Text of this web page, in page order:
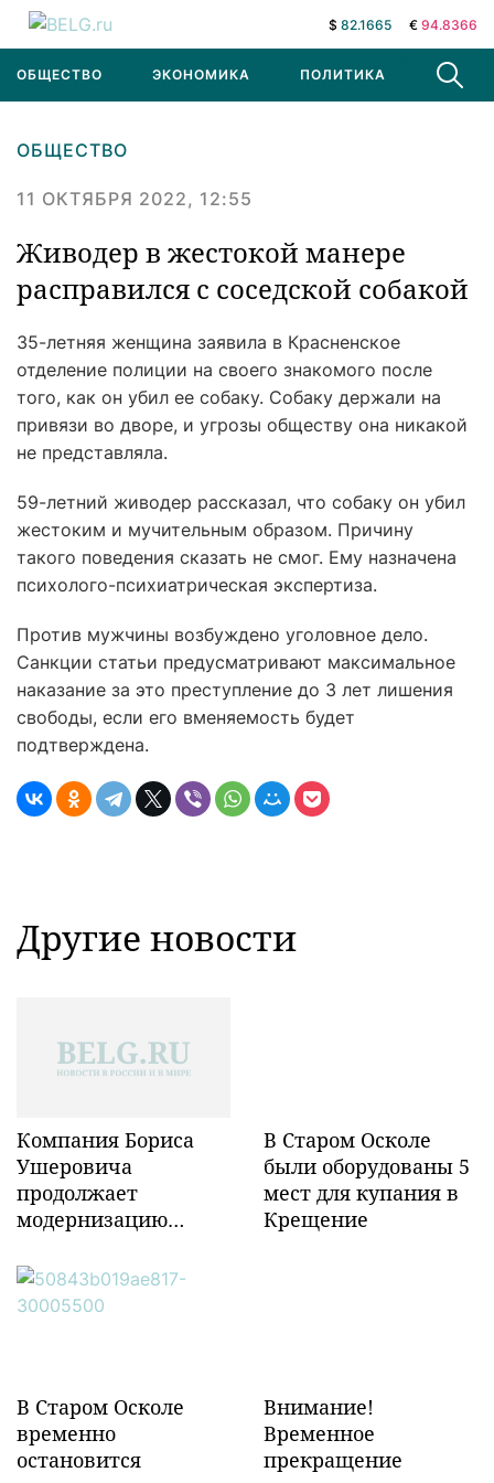
$ 82.1665 € 94.8366
ОБЩЕСТВО ЭКОНОМИКА ПОЛИТИКА В МИРЕ
ОБЩЕСТВО
11 ОКТЯБРЯ 2022, 12:55
Живодер в жестокой манере
расправился с соседской собакой
35-летняя женщина заявила в Красненское
отделение полиции на своего знакомого после
того, как он убил ее собаку. Собаку держали на
привязи во дворе, и угрозы обществу она никакой
не представляла.
59-летний живодер рассказал, что собаку он убил
жестоким и мучительным образом. Причину
такого поведения сказать не смог. Ему назначена
психолого-психиатрическая экспертиза.
Против мужчины возбуждено уголовное дело.
Санкции статьи предусматривают максимальное
наказание за это преступление до 3 лет лишения
свободы, если его вменяемость будет
подтверждена.
Другие новости
Компания Бориса
Ушеровича
продолжает
модернизацию
инфраструктуры в
Забайкалье
В Старом Осколе
были оборудованы 5
мест для купания в
Крещение
В Старом Осколе
временно
остановится
Внимание!
Временное
прекращение